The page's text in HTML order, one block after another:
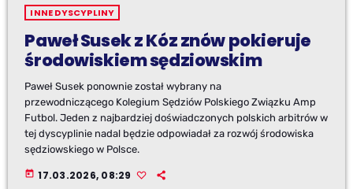
INNE DYSCYPLINY
Paweł Susek z Kóz znów pokieruje
środowiskiem sędziowskim
Paweł Susek ponownie został wybrany na
przewodniczącego Kolegium Sędziów Polskiego Związku Amp
Futbol. Jeden z najbardziej doświadczonych polskich arbitrów w
tej dyscyplinie nadal będzie odpowiadał za rozwój środowiska
sędziowskiego w Polsce.
today 17.03.2026, 08:29